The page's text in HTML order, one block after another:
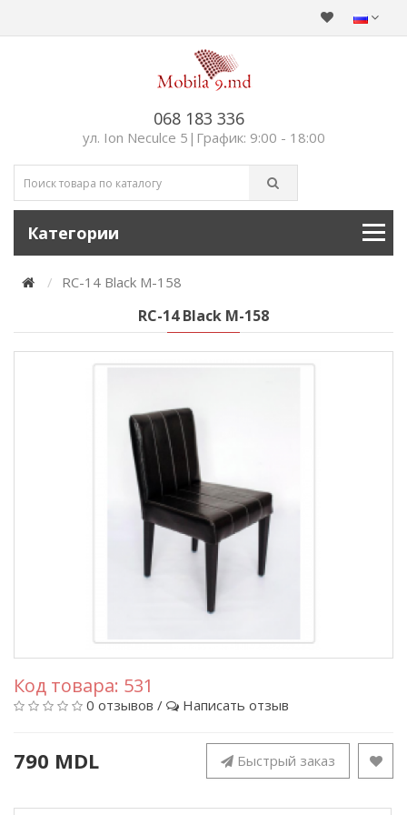
068 183 336
ул. Ion Neculce 5|График: 9:00 - 18:00
Категории
RC-14 Black M-158
RC-14 Black M-158
Код товара: 531
0 отзывов / Написать отзыв
790 MDL Быстрый заказ